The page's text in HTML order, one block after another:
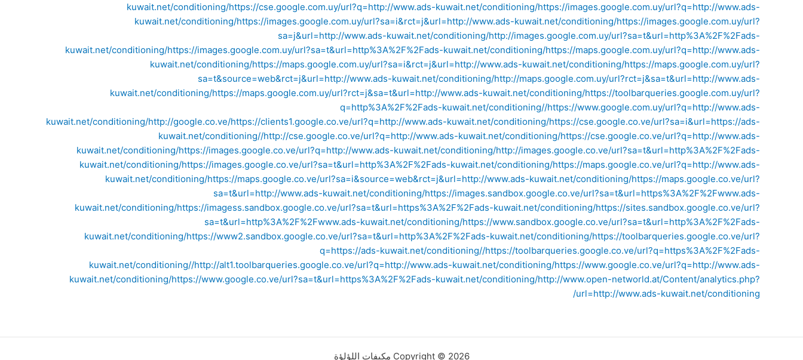
kuwait.net/conditioning/https://cse.google.com.uy/url?q=http://www.ads-kuwait.net/conditioning/https://images.google.com.uy/url?q=http://www.ads-
kuwait.net/conditioning/https://images.google.com.uy/url?sa=i&rct=j&url=http://www.ads-kuwait.net/conditioning/https://images.google.com.uy/url?
sa=j&url=http://www.ads-kuwait.net/conditioning/http://images.google.com.uy/url?sa=t&url=http%3A%2F%2Fads-
kuwait.net/conditioning/https://images.google.com.uy/url?sa=t&url=http%3A%2F%2Fads-kuwait.net/conditioning/https://maps.google.com.uy/url?q=http://www.ads-
kuwait.net/conditioning/https://maps.google.com.uy/url?sa=i&rct=j&url=http://www.ads-kuwait.net/conditioning/https://maps.google.com.uy/url?
sa=t&source=web&rct=j&url=http://www.ads-kuwait.net/conditioning/http://maps.google.com.uy/url?rct=j&sa=t&url=http://www.ads-
kuwait.net/conditioning/https://maps.google.com.uy/url?rct=j&sa=t&url=http://www.ads-kuwait.net/conditioning/https://toolbarqueries.google.com.uy/url?
q=http%3A%2F%2Fads-kuwait.net/conditioning//https://www.google.com.uy/url?q=http://www.ads-
kuwait.net/conditioning/http://google.co.ve/https://clients1.google.co.ve/url?q=http://www.ads-kuwait.net/conditioning/https://cse.google.co.ve/url?sa=i&url=https://ads-
kuwait.net/conditioning//http://cse.google.co.ve/url?q=http://www.ads-kuwait.net/conditioning/https://cse.google.co.ve/url?q=http://www.ads-
kuwait.net/conditioning/https://images.google.co.ve/url?q=http://www.ads-kuwait.net/conditioning/http://images.google.co.ve/url?sa=t&url=http%3A%2F%2Fads-
kuwait.net/conditioning/https://images.google.co.ve/url?sa=t&url=http%3A%2F%2Fads-kuwait.net/conditioning/https://maps.google.co.ve/url?q=http://www.ads-
kuwait.net/conditioning/https://maps.google.co.ve/url?sa=i&source=web&rct=j&url=http://www.ads-kuwait.net/conditioning/https://maps.google.co.ve/url?
sa=t&url=http://www.ads-kuwait.net/conditioning/https://images.sandbox.google.co.ve/url?sa=t&url=https%3A%2F%2Fwww.ads-
kuwait.net/conditioning/https://imagess.sandbox.google.co.ve/url?sa=t&url=https%3A%2F%2Fads-kuwait.net/conditioning/https://sites.sandbox.google.co.ve/url?
sa=t&url=http%3A%2F%2Fwww.ads-kuwait.net/conditioning/https://www.sandbox.google.co.ve/url?sa=t&url=http%3A%2F%2Fads-
kuwait.net/conditioning/https://www2.sandbox.google.co.ve/url?sa=t&url=http%3A%2F%2Fads-kuwait.net/conditioning/https://toolbarqueries.google.co.ve/url?
q=https://ads-kuwait.net/conditioning//https://toolbarqueries.google.co.ve/url?q=https%3A%2F%2Fads-
kuwait.net/conditioning//http://alt1.toolbarqueries.google.co.ve/url?q=http://www.ads-kuwait.net/conditioning/https://www.google.co.ve/url?q=http://www.ads-
kuwait.net/conditioning/https://www.google.co.ve/url?sa=t&url=https%3A%2F%2Fads-kuwait.net/conditioning/http://www.open-networld.at/Content/analytics.php?
url=http://www.ads-kuwait.net/conditioning/
Copyright © 2026 مكيفات اللؤلؤة